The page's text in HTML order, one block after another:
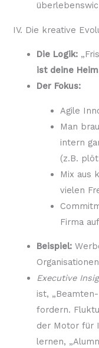
IV. Die kreative
Die Logik:
ist deine
Der Fokus:
Agile
Man
intern
(z.B.
Mix aus
vielen
Firma
Beispiel:
Executive
ist,
fordern.
der Motor für
lernen,